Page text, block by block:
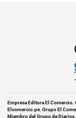
Empresa Editora El
Elcomercio.pe. Grupo El
Miembro del Grupo de Diarios